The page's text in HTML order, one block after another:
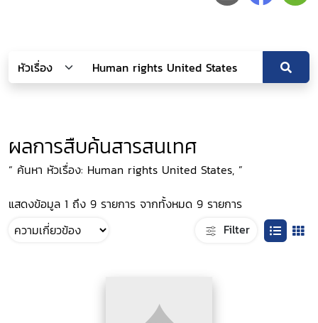
ผลการสืบค้นสารสนเทศ
“ ค้นหา หัวเรื่อง: Human rights United States, ”
แสดงข้อมูล 1 ถึง 9 รายการ จากทั้งหมด 9 รายการ
Filter